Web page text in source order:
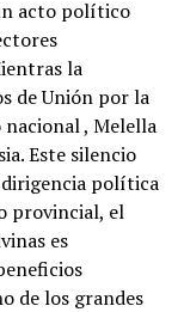
acto político
la
de Unión por la
nacional, Melella
Este silencio
dirigencia política
provincial, el
es
de los grandes